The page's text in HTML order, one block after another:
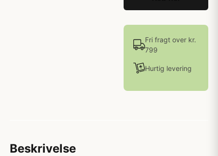
Fri fragt over kr.
799
Hurtig levering
Beskrivelse